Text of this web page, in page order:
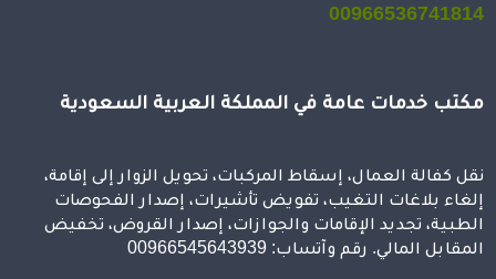
00966536741814
مكتب خدمات عامة في المملكة العربية السعودية
نقل كفالة العمال، إسقاط المركبات، تحويل الزوار إلى إقامة،
إلغاء بلاغات التغيب، تفويض تأشيرات، إصدار الفحوصات
الطبية، تجديد الإقامات والجوازات، إصدار القروض، تخفيض
المقابل المالي. رقم وآتساب: 00966545643939